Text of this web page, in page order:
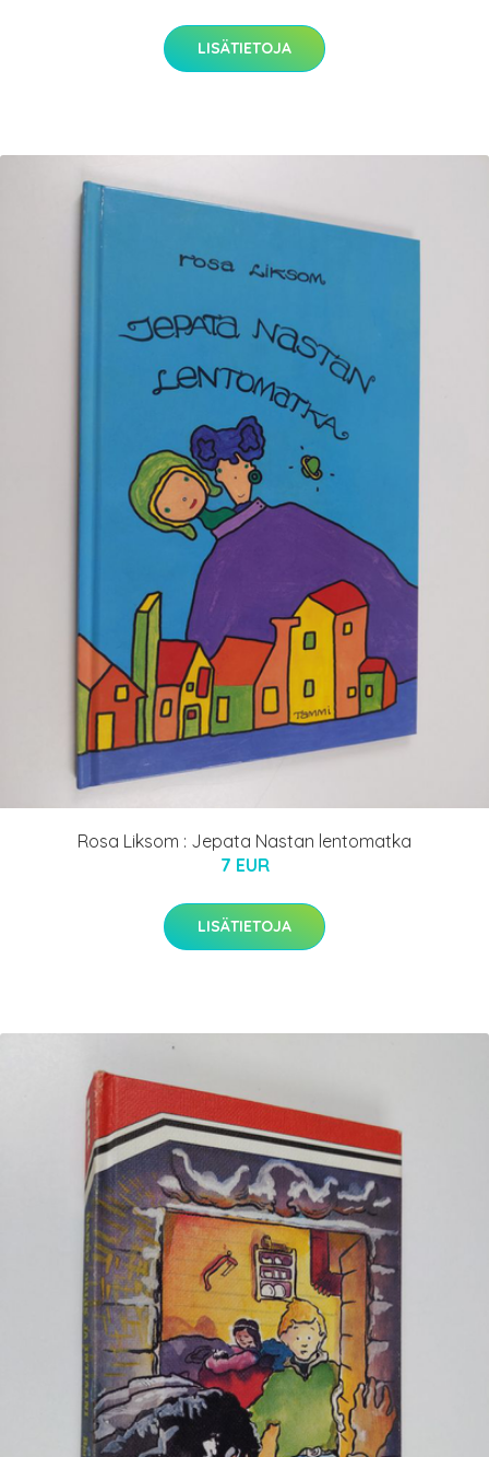
LISÄTIETOJA
Rosa Liksom : Jepata Nastan lentomatka
7 EUR
LISÄTIETOJA